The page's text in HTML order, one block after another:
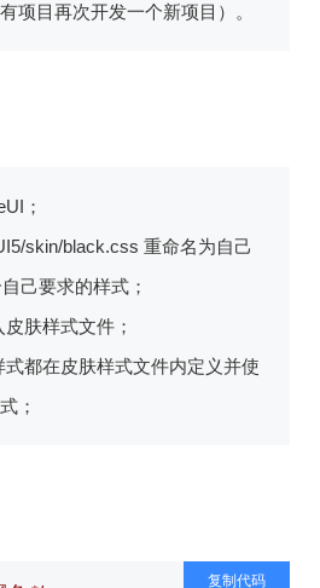
项目再次开发一个新项目）。
；
skin/black.css 重命名为自己
己要求的样式；
肤样式文件；
都在皮肤样式文件内定义并使
；
复制代码